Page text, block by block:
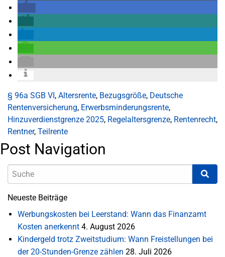
§ 96a SGB VI, Altersrente, Bezugsgröße, Deutsche
Rentenversicherung, Erwerbsminderungsrente,
Hinzuverdienstgrenze 2025, Regelaltersgrenze, Rentenrecht,
Rentner, Teilrente
Post Navigation
Neueste Beiträge
Werbungskosten bei Leerstand: Wann das Finanzamt
Kosten anerkennt 4. August 2026
Kindergeld trotz Zweitstudium: Wann Freistellungen bei
der 20-Stunden-Grenze zählen 28. Juli 2026